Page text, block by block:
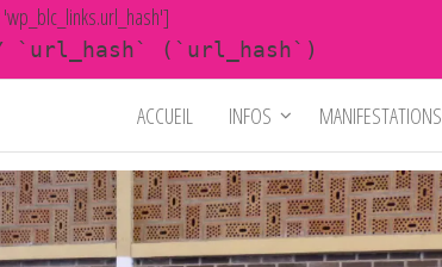
`url_hash` (`url_hash`)
ACCUEIL INFOS MANIFESTATIONS